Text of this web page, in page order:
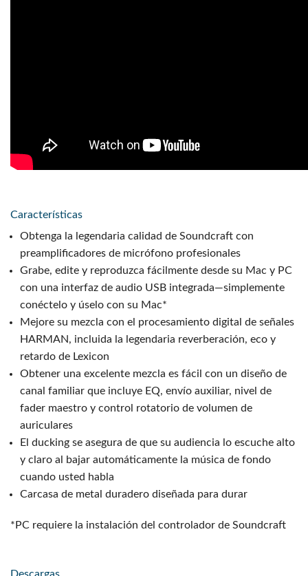
Características
Obtenga la legendaria calidad de Soundcraft con
preamplificadores de micrófono profesionales
Grabe, edite y reproduzca fácilmente desde su Mac y PC
con una interfaz de audio USB integrada—simplemente
conéctelo y úselo con su Mac*
Mejore su mezcla con el procesamiento digital de señales
HARMAN, incluida la legendaria reverberación, eco y
retardo de Lexicon
Obtener una excelente mezcla es fácil con un diseño de
canal familiar que incluye EQ, envío auxiliar, nivel de
fader maestro y control rotatorio de volumen de
auriculares
El ducking se asegura de que su audiencia lo escuche alto
y claro al bajar automáticamente la música de fondo
cuando usted habla
Carcasa de metal duradero diseñada para durar
*PC requiere la instalación del controlador de Soundcraft
Descargas